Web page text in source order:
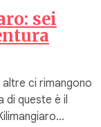
sei
ci rimangono
di queste è il